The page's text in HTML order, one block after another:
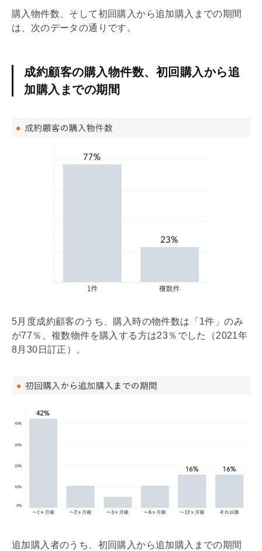
購入物件数、そして初回購入から追加購入までの期間
は、次のデータの通りです。
成約顧客の購入物件数、初回購入から追
加購入までの期間
5月度成約顧客のうち、購入時の物件数は「1件」のみ
が77％、複数物件を購入する方は23％でした（2021年
8月30日訂正）。
追加購入者のうち、初回購入から追加購入までの期間